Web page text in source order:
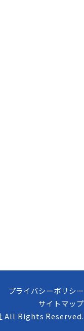
プライバシーポリシー
サイトマップ
All Rights Reserved.